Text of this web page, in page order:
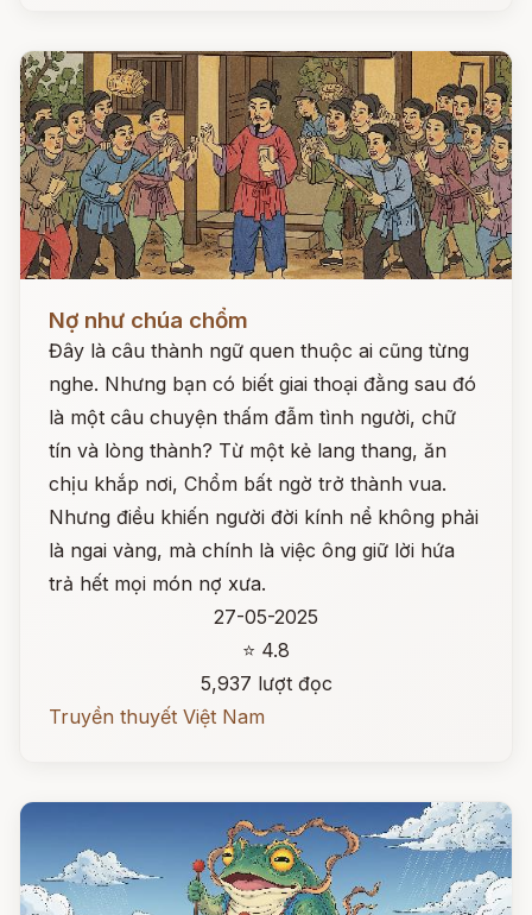
Nợ như chúa chổm
Đây là câu thành ngữ quen thuộc ai cũng từng
nghe. Nhưng bạn có biết giai thoại đằng sau đó
là một câu chuyện thấm đẫm tình người, chữ
tín và lòng thành? Từ một kẻ lang thang, ăn
chịu khắp nơi, Chổm bất ngờ trở thành vua.
Nhưng điều khiến người đời kính nể không phải
là ngai vàng, mà chính là việc ông giữ lời hứa
trả hết mọi món nợ xưa.
27-05-2025
⭐ 4.8
5,937 lượt đọc
Truyền thuyết Việt Nam